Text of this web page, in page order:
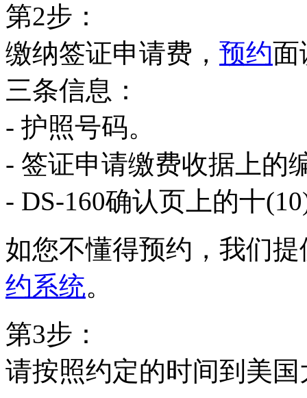
第2步：
缴纳签证申请费， 预约面
三条信息：
- 护照号码。
- 签证申请缴费收据上的
- DS-160确认页上的十
如您不懂得预约，我们
约系统。
第3步：
请按照约定的时间到美